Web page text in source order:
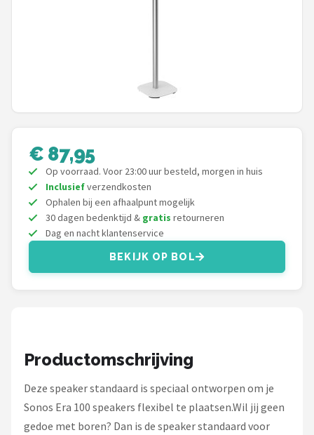
Soundskins
Teufel
ArtSound
JBL
Ultimea
€ 87,95
Op voorraad. Voor 23:00 uur besteld, morgen in huis
Inclusiefverzendkosten
Ophalen bij een afhaalpunt mogelijk
30 dagen bedenktijd & gratis retourneren
Dag en nacht klantenservice
BEKIJK OP BOL
Productomschrijving
Deze speaker standaard is speciaal ontworpen om je
Sonos Era 100 speakers flexibel te plaatsen.Wil jij geen
gedoe met boren? Dan is de speaker standaard voor